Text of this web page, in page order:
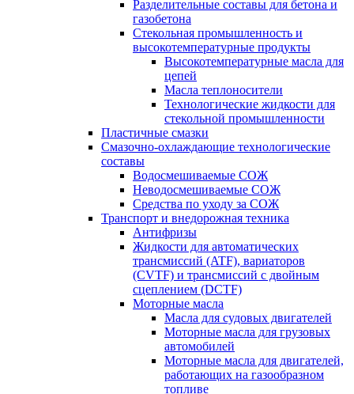
Разделительные составы для бетона и
газобетона
Стекольная промышленность и
высокотемпературные продукты
Высокотемпературные масла для
цепей
Масла теплоносители
Технологические жидкости для
стекольной промышленности
Пластичные смазки
Смазочно-охлаждающие технологические
составы
Водосмешиваемые СОЖ
Неводосмешиваемые СОЖ
Средства по уходу за СОЖ
Транспорт и внедорожная техника
Антифризы
Жидкости для автоматических
трансмиссий (ATF), вариаторов
(CVTF) и трансмиссий с двойным
сцеплением (DCTF)
Моторные масла
Масла для судовых двигателей
Моторные масла для грузовых
автомобилей
Моторные масла для двигателей,
работающих на газообразном
топливе